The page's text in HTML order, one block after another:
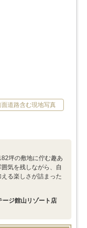
面道路含む現地写真
坪の敷地に佇む趣あ
気を残しながら、自
る楽しさが詰まった
ージ館山リゾート店